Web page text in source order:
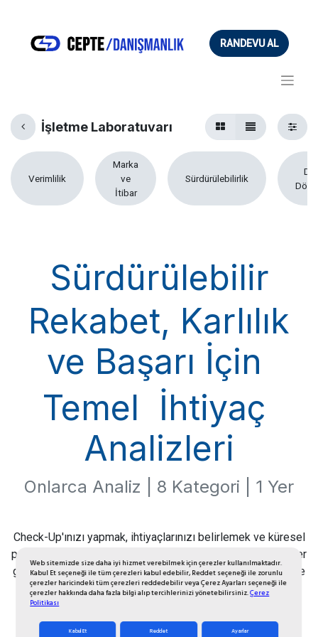
Web sitemizde size daha iyi hizmet verebilmek için çerezler kullanılmaktadır.
Kabul Et seçeneği ile tüm çerezleri kabul edebilir, Reddet seçeneği ile zorunlu
çerezler haricindeki tüm çerezleri reddedebilir veya Çerez Ayarları seçeneği ile
çerezler hakkında daha fazla bilgi alıp tercihlerinizi yönetebilirsiniz.Çerez
Politikası
Kabul Et Reddet Ayarlar
RANDEVU AL
İşletme Laboratuvarı
Verimlilik
Marka
ve
İtibar
Sürdürülebilirlik
Sürdürülebilir
Rekabet, Karlılık
ve Başarı İçin
Temel İhtiyaç
Analizleri
Onlarca Analiz | 8 Kategori | 1 Yer
Check-Up'ınızı yapmak, ihtiyaçlarınızı belirlemek ve küresel
pazarda rekabet gücünüzü arttırmak için size özel stratejiler
geliştiriyoruz. Analiziniz sonuçlarınızı değerlendirerek size
özel bir plan sunuyoruz.